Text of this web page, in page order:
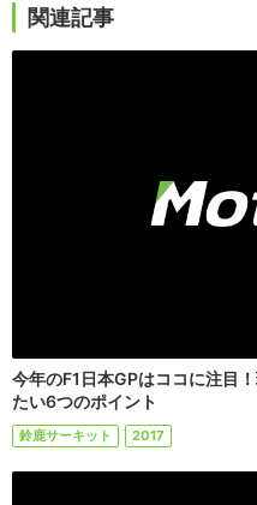
関連記事
今年のF1日本GPはココに注目
たい6つのポイント
鈴鹿サーキット 2017